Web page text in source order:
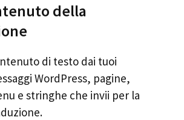
della
di testo dai tuoi
WordPress, pagine,
e stringhe che invii per la